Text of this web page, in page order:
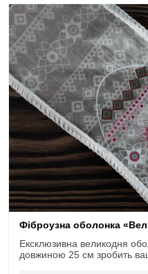
Фіброузна оболонка
Ексклюзивна великодня
довжиною 25 см зробить